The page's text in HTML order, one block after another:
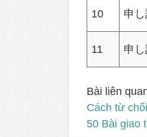
10 申
11 申
Bài liên
Cách từ
50 Bài giao